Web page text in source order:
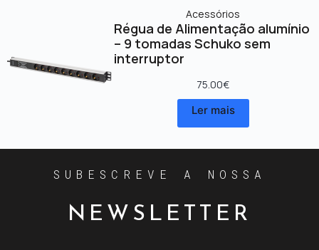
Acessórios
Régua de Alimentação alumínio
– 9 tomadas Schuko sem
interruptor
75.00€
Ler mais
SUBESCREVE A NOSSA
NEWSLETTER